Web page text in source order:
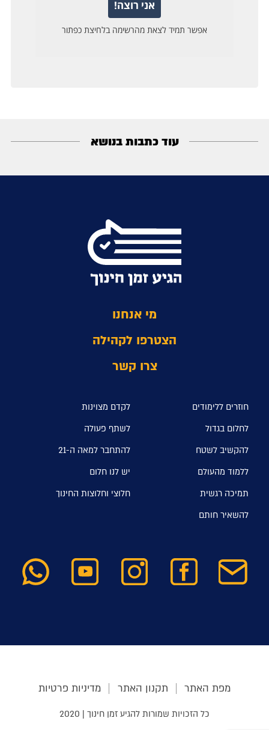
עוד כתבות בנושא
מי אנחנו
הצטרפו לקהילה
צרו קשר
חוזרים ללימודים
לקדם מצוינות
לחלום בגדול
לשתף פעולה
להקשיב לשטח
להתחבר למאה ה-21
ללמוד מהעולם
יש לנו חלום
תמיכה רגשית
חלוצי וחלוצות החינוך
להשאיר חותם
מפת האתר תקנון האתר מדיניות פרטיות
כל הזכויות שמורות להגיע זמן חינוך | 2020